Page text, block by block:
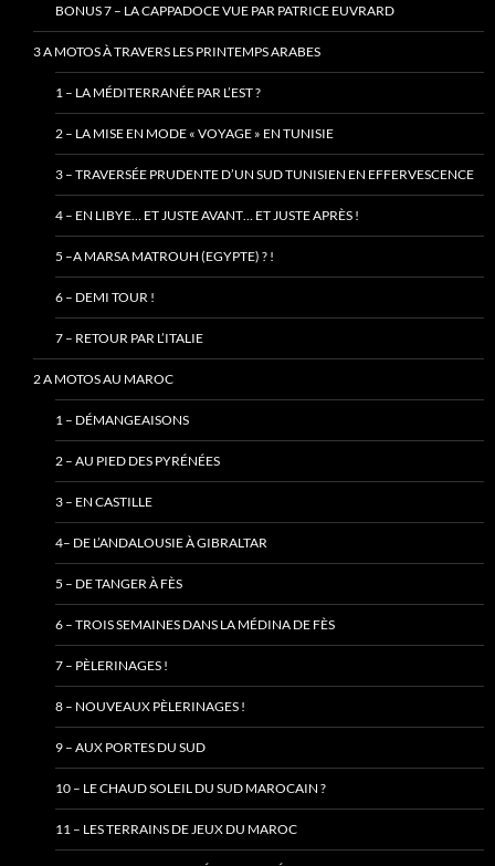
BONUS 7 – LA CAPPADOCE VUE PAR PATRICE EUVRARD
3 A MOTOS À TRAVERS LES PRINTEMPS ARABES
1 – LA MÉDITERRANÉE PAR L’EST ?
2 – LA MISE EN MODE « VOYAGE » EN TUNISIE
3 – TRAVERSÉE PRUDENTE D’UN SUD TUNISIEN EN EFFERVESCENCE
4 – EN LIBYE… ET JUSTE AVANT… ET JUSTE APRÈS !
5 –A MARSA MATROUH (EGYPTE) ? !
6 – DEMI TOUR !
7 – RETOUR PAR L’ITALIE
2 A MOTOS AU MAROC
1 – DÉMANGEAISONS
2 – AU PIED DES PYRÉNÉES
3 – EN CASTILLE
4– DE L’ANDALOUSIE À GIBRALTAR
5 – DE TANGER À FÈS
6 – TROIS SEMAINES DANS LA MÉDINA DE FÈS
7 – PÈLERINAGES !
8 – NOUVEAUX PÈLERINAGES !
9 – AUX PORTES DU SUD
10 – LE CHAUD SOLEIL DU SUD MAROCAIN ?
11 – LES TERRAINS DE JEUX DU MAROC